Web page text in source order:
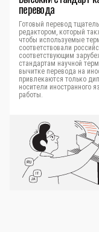
перевода
Готовый перевод
редактором, который
чтобы используемые
соответствовали
соответствующим
стандартам научной
вычитке перевода на
привлекаются только
носители иностранного
работы.